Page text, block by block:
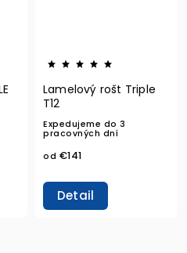
Lamelový rošt Triple
T12
Expedujeme do 3
pracovných dní
od €141
Detail